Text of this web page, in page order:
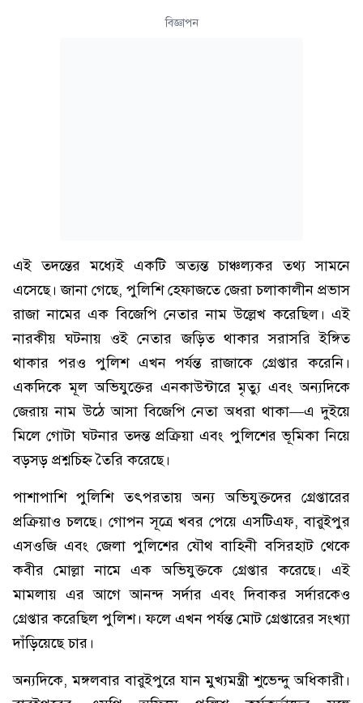
বিজ্ঞাপন
এই তদন্তের মধ্যেই একটি অত্যন্ত চাঞ্চল্যকর তথ্য সামনে
এসেছে। জানা গেছে, পুলিশি হেফাজতে জেরা চলাকালীন প্রভাস
রাজা নামের এক বিজেপি নেতার নাম উল্লেখ করেছিল। এই
নারকীয় ঘটনায় ওই নেতার জড়িত থাকার সরাসরি ইঙ্গিত
থাকার পরও পুলিশ এখন পর্যন্ত রাজাকে গ্রেপ্তার করেনি।
একদিকে মূল অভিযুক্তের এনকাউন্টারে মৃত্যু এবং অন্যদিকে
জেরায় নাম উঠে আসা বিজেপি নেতা অধরা থাকা—এ দুইয়ে
মিলে গোটা ঘটনার তদন্ত প্রক্রিয়া এবং পুলিশের ভূমিকা নিয়ে
বড়সড় প্রশ্নচিহ্ন তৈরি করেছে।
পাশাপাশি পুলিশি তৎপরতায় অন্য অভিযুক্তদের গ্রেপ্তারের
প্রক্রিয়াও চলছে। গোপন সূত্রে খবর পেয়ে এসটিএফ, বারুইপুর
এসওজি এবং জেলা পুলিশের যৌথ বাহিনী বসিরহাট থেকে
কবীর মোল্লা নামে এক অভিযুক্তকে গ্রেপ্তার করেছে। এই
মামলায় এর আগে আনন্দ সর্দার এবং দিবাকর সর্দারকেও
গ্রেপ্তার করেছিল পুলিশ। ফলে এখন পর্যন্ত মোট গ্রেপ্তারের সংখ্যা
দাঁড়িয়েছে চার।
অন্যদিকে, মঙ্গলবার বারুইপুরে যান মুখ্যমন্ত্রী শুভেন্দু অধিকারী।